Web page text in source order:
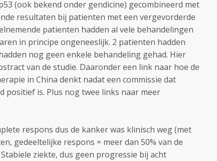
(ook bekend onder gendicine) gecombineerd met
resultaten bij patienten met een vergevorderde
patienten hadden al vele behandelingen
in principe ongeneeslijk. 2 patienten hadden
nog geen enkele behandeling gehad. Hier
van de studie. Daaronder een link naar hoe de
in China denkt nadat een commissie dat
positief is. Plus nog twee links naar meer
respons dus de kanker was klinisch weg (met
gedeeltelijke respons = meer dan 50% van de
ziekte, dus geen progressie bij acht